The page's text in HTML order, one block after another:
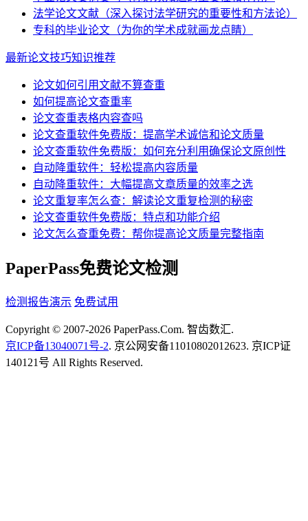
法学论文文献（深入探讨法学研究的重要性和方法论）
专科的毕业论文（为你的学术成就画龙点睛）
最新论文技巧知识推荐
论文如何引用文献不算查重
如何提高论文查重率
论文查重表格内容查吗
论文查重软件免费版：提高学术诚信和论文质量
论文查重软件免费版：如何充分利用确保论文原创性
自动降重软件：轻松提高内容质量
自动降重软件：大幅提高文章质量的效率之选
论文重复率怎么查：解读论文重复检测的秘密
论文查重软件免费版：特点和功能介绍
论文怎么查重免费：帮你提高论文质量完整指南
PaperPass免费论文检测
检测报告演示 免费试用
Copyright © 2007-2026 PaperPass.Com. 智齿数汇.
京ICP备13040071号-2. 京公网安备11010802012623. 京ICP证
140121号 All Rights Reserved.